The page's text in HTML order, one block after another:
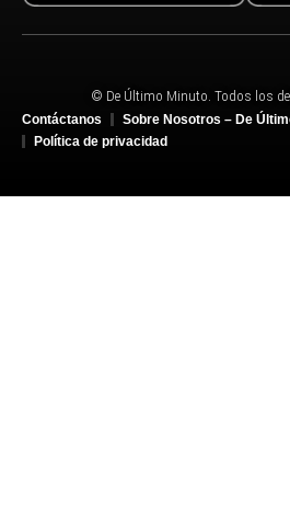
© De Último Minuto. Todos los
Contáctanos
Sobre Nosotros – De
Política de privacidad